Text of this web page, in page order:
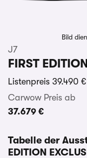
Bild
J7
FIRST
Listenpreis 39.490 €
Carwow Preis ab
37.679 €
Tabelle der
EDITION